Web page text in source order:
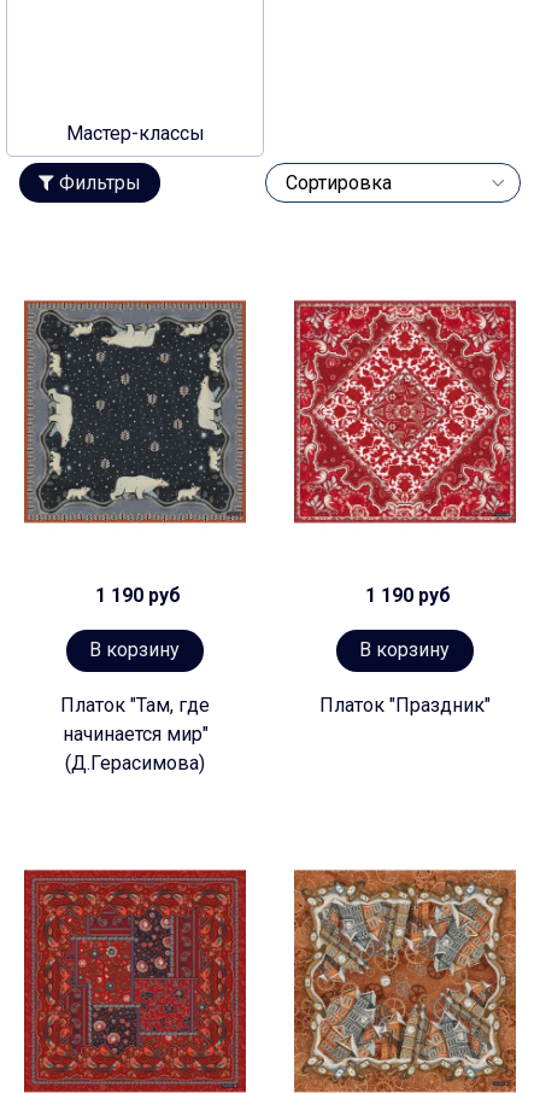
Мастер-классы
Фильтры
1 190 руб
В корзину
Платок "Там, где
начинается мир"
(Д.Герасимова)
1 190 руб
В корзину
Платок "Праздник"